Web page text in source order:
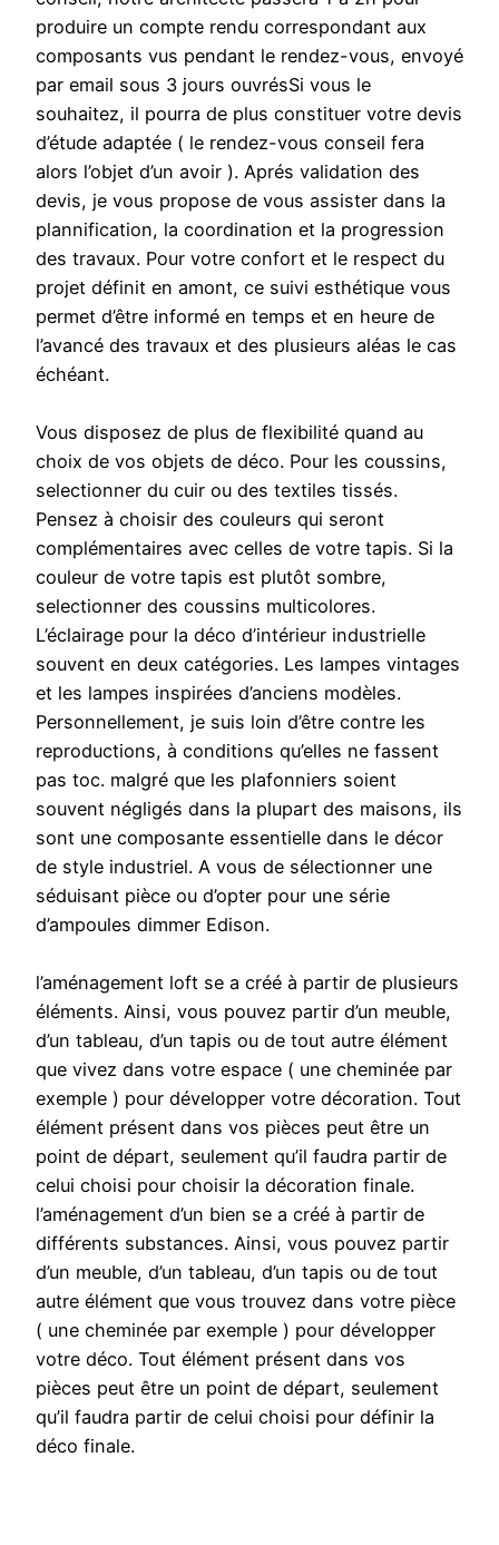
produire un compte rendu correspondant aux
composants vus pendant le rendez-vous, envoyé
par email sous 3 jours ouvrésSi vous le
souhaitez, il pourra de plus constituer votre devis
d’étude adaptée ( le rendez-vous conseil fera
alors l’objet d’un avoir ). Aprés validation des
devis, je vous propose de vous assister dans la
plannification, la coordination et la progression
des travaux. Pour votre confort et le respect du
projet définit en amont, ce suivi esthétique vous
permet d’être informé en temps et en heure de
l’avancé des travaux et des plusieurs aléas le cas
échéant.
Vous disposez de plus de flexibilité quand au
choix de vos objets de déco. Pour les coussins,
selectionner du cuir ou des textiles tissés.
Pensez à choisir des couleurs qui seront
complémentaires avec celles de votre tapis. Si la
couleur de votre tapis est plutôt sombre,
selectionner des coussins multicolores.
L’éclairage pour la déco d’intérieur industrielle
souvent en deux catégories. Les lampes vintages
et les lampes inspirées d’anciens modèles.
Personnellement, je suis loin d’être contre les
reproductions, à conditions qu’elles ne fassent
pas toc. malgré que les plafonniers soient
souvent négligés dans la plupart des maisons, ils
sont une composante essentielle dans le décor
de style industriel. A vous de sélectionner une
séduisant pièce ou d’opter pour une série
d’ampoules dimmer Edison.
l’aménagement loft se a créé à partir de plusieurs
éléments. Ainsi, vous pouvez partir d’un meuble,
d’un tableau, d’un tapis ou de tout autre élément
que vivez dans votre espace ( une cheminée par
exemple ) pour développer votre décoration. Tout
élément présent dans vos pièces peut être un
point de départ, seulement qu’il faudra partir de
celui choisi pour choisir la décoration finale.
l’aménagement d’un bien se a créé à partir de
différents substances. Ainsi, vous pouvez partir
d’un meuble, d’un tableau, d’un tapis ou de tout
autre élément que vous trouvez dans votre pièce
( une cheminée par exemple ) pour développer
votre déco. Tout élément présent dans vos
pièces peut être un point de départ, seulement
qu’il faudra partir de celui choisi pour définir la
déco finale.